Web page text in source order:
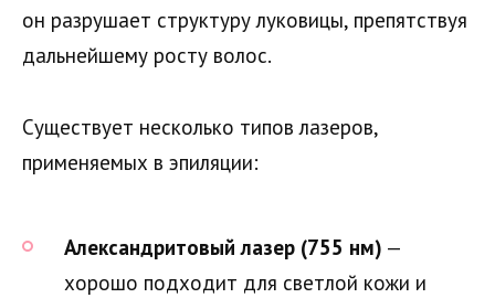
он разрушает структуру луковицы, препятствуя
дальнейшему росту волос.
Существует несколько типов лазеров,
применяемых в эпиляции:
Александритовый лазер (755 нм) —
хорошо подходит для светлой кожи и